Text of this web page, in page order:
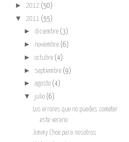
► 2012 (50)
▼ 2011 (55)
► diciembre (3)
► noviembre (6)
► octubre (4)
► septiembre (9)
► agosto (4)
▼ julio (6)
Los errores que no puedes cometer
este verano
Jimmy Choo para nosotros